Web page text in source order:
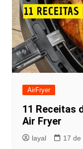
AirFryer
11 Receitas
Air Fryer
layal 17 de